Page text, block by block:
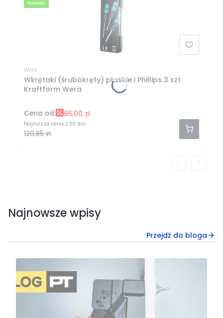
Nowość
Wera
Wkrętaki (śrubokręty) płaskie i Phillips 3 szt.
Kraftform Wera
Cena od: 85,00 zł
Najniższa cena z 30 dni
120,85 zł
Najnowsze wpisy
Przejdź do bloga